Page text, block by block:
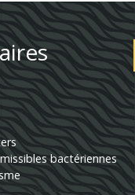
bactériennes